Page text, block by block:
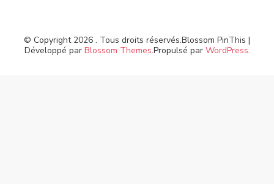
© Copyright 2026 . Tous droits réservés.Blossom PinThis |
Développé par Blossom Themes.Propulsé par WordPress.